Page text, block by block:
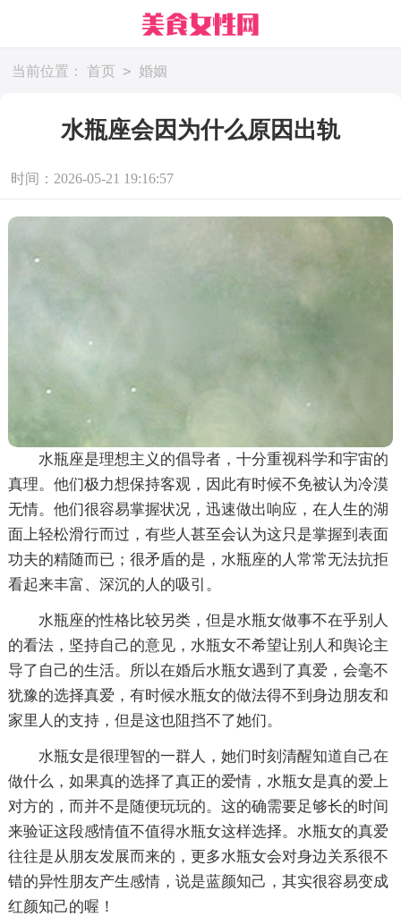
当前位置： 首页 > 婚姻
水瓶座会因为什么原因出轨
时间：2026-05-21 19:16:57
水瓶座是理想主义的倡导者，十分重视科学和宇宙的
真理。他们极力想保持客观，因此有时候不免被认为冷漠
无情。他们很容易掌握状况，迅速做出响应，在人生的湖
面上轻松滑行而过，有些人甚至会认为这只是掌握到表面
功夫的精随而已；很矛盾的是，水瓶座的人常常无法抗拒
看起来丰富、深沉的人的吸引。
水瓶座的性格比较另类，但是水瓶女做事不在乎别人
的看法，坚持自己的意见，水瓶女不希望让别人和舆论主
导了自己的生活。所以在婚后水瓶女遇到了真爱，会毫不
犹豫的选择真爱，有时候水瓶女的做法得不到身边朋友和
家里人的支持，但是这也阻挡不了她们。
水瓶女是很理智的一群人，她们时刻清醒知道自己在
做什么，如果真的选择了真正的爱情，水瓶女是真的爱上
对方的，而并不是随便玩玩的。这的确需要足够长的时间
来验证这段感情值不值得水瓶女这样选择。水瓶女的真爱
往往是从朋友发展而来的，更多水瓶女会对身边关系很不
错的异性朋友产生感情，说是蓝颜知己，其实很容易变成
红颜知己的喔！